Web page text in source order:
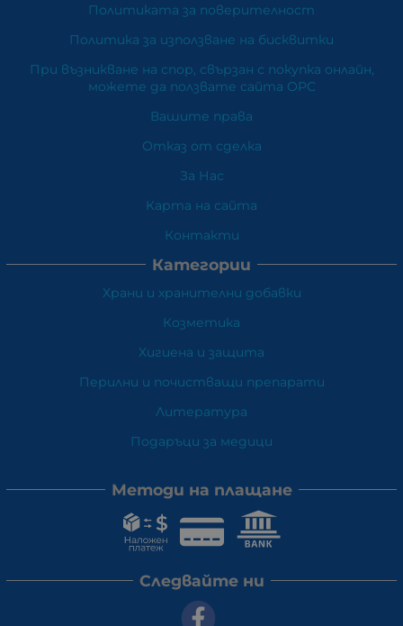
Политиката за поверителност
Политика за използване на бисквитки
При възникване на спор, свързан с покупка онлайн,
можете да ползвате сайта ОРС
Вашите права
Отказ от сделка
За Нас
Карта на сайта
Контакти
Категории
Храни и хранителни добавки
Козметика
Хигиена и защита
Перилни и почистващи препарати
Литература
Подаръци за медици
Методи на плащане
Следвайте ни